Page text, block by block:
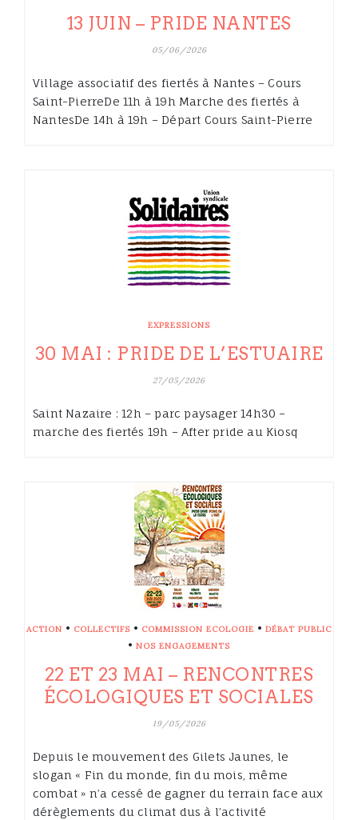
13 JUIN – PRIDE NANTES
05/06/2026
Village associatif des fiertés à Nantes – Cours
Saint-PierreDe 11h à 19h Marche des fiertés à
NantesDe 14h à 19h – Départ Cours Saint-Pierre
EXPRESSIONS
30 MAI : PRIDE DE L’ESTUAIRE
27/05/2026
Saint Nazaire : 12h – parc paysager 14h30 –
marche des fiertés 19h – After pride au Kiosq
ACTION • COLLECTIFS • COMMISSION ECOLOGIE • DÉBAT PUBLIC
• NOS ENGAGEMENTS
22 ET 23 MAI – RENCONTRES
ÉCOLOGIQUES ET SOCIALES
19/05/2026
Depuis le mouvement des Gilets Jaunes, le
slogan « Fin du monde, fin du mois, même
combat » n’a cessé de gagner du terrain face aux
dérèglements du climat dus à l’activité